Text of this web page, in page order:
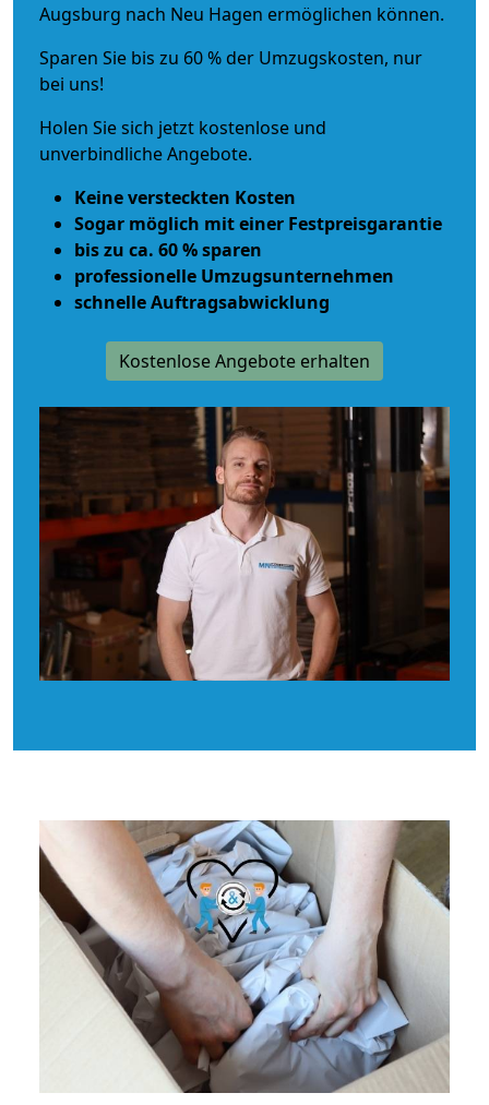
Augsburg nach Neu Hagen ermöglichen können.
Sparen Sie bis zu 60 % der Umzugskosten, nur
bei uns!
Holen Sie sich jetzt kostenlose und
unverbindliche Angebote.
Keine versteckten Kosten
Sogar möglich mit einer Festpreisgarantie
bis zu ca. 60 % sparen
professionelle Umzugsunternehmen
schnelle Auftragsabwicklung
Kostenlose Angebote erhalten